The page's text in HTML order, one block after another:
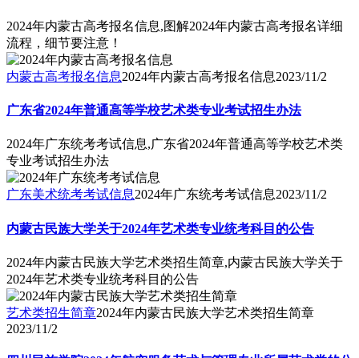
2024年内蒙古高考报名信息,图解2024年内蒙古高考报名详细
流程，细节要注意！
内蒙古高考报名信息2024年内蒙古高考报名信息2023/11/2
广东省2024年普通高等学校艺术类专业考试招生办法
2024年广东统考考试信息,广东省2024年普通高等学校艺术类
专业考试招生办法
广东美术统考考试信息2024年广东统考考试信息2023/11/2
内蒙古民族大学关于2024年艺术类专业统考科目的公告
2024年内蒙古民族大学艺术类招生简章,内蒙古民族大学关于
2024年艺术类专业统考科目的公告
艺术类招生简章2024年内蒙古民族大学艺术类招生简章
2023/11/2